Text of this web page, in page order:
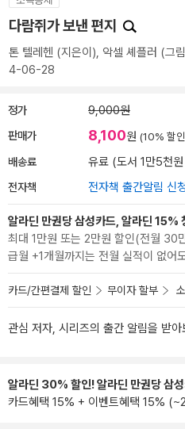
다람쥐가 보낸 편지
톤 텔레헨 (지은이), 악셀 셰플러 (그
4-06-28
정가 9,000원
판매가 8,100원 (10% 할
배송료 유료 (도서 1만5천
전자책 전자책 출간알림 신
알라딘 만권당 삼성카드, 알라딘 15%
최대 1만원 또는 2만원 할인(전월 30
급월 +1개월까지는 전월 실적이 없어
카드/간편결제 할인 무이자 할부
관심 저자, 시리즈의 출간 알림을 받아
알라딘 30% 할인! 알라딘 만권당 삼
카드혜택 15% + 이벤트혜택 15%